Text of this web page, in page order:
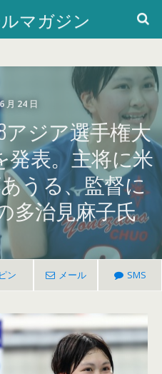
マガジン
月 24 日
アジア選手権大
発表。主将に米
うる、監督に
多治見麻子氏
ピン メール SMS